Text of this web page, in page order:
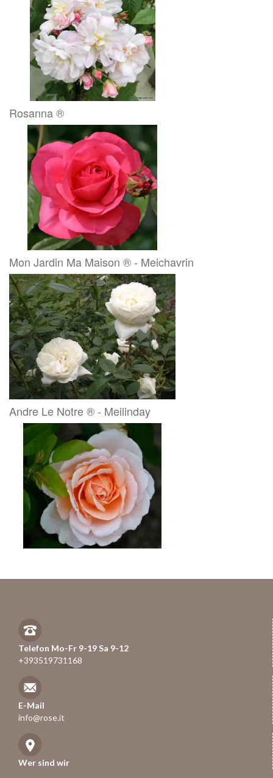
Rosanna ®
Mon Jardin Ma Maison ® - Meichavrin
Andre Le Notre ® - Meilinday
Telefon Mo-Fr 9-19 Sa 9-12
+393519731168
E-Mail
info@rose.it
Wer sind wir